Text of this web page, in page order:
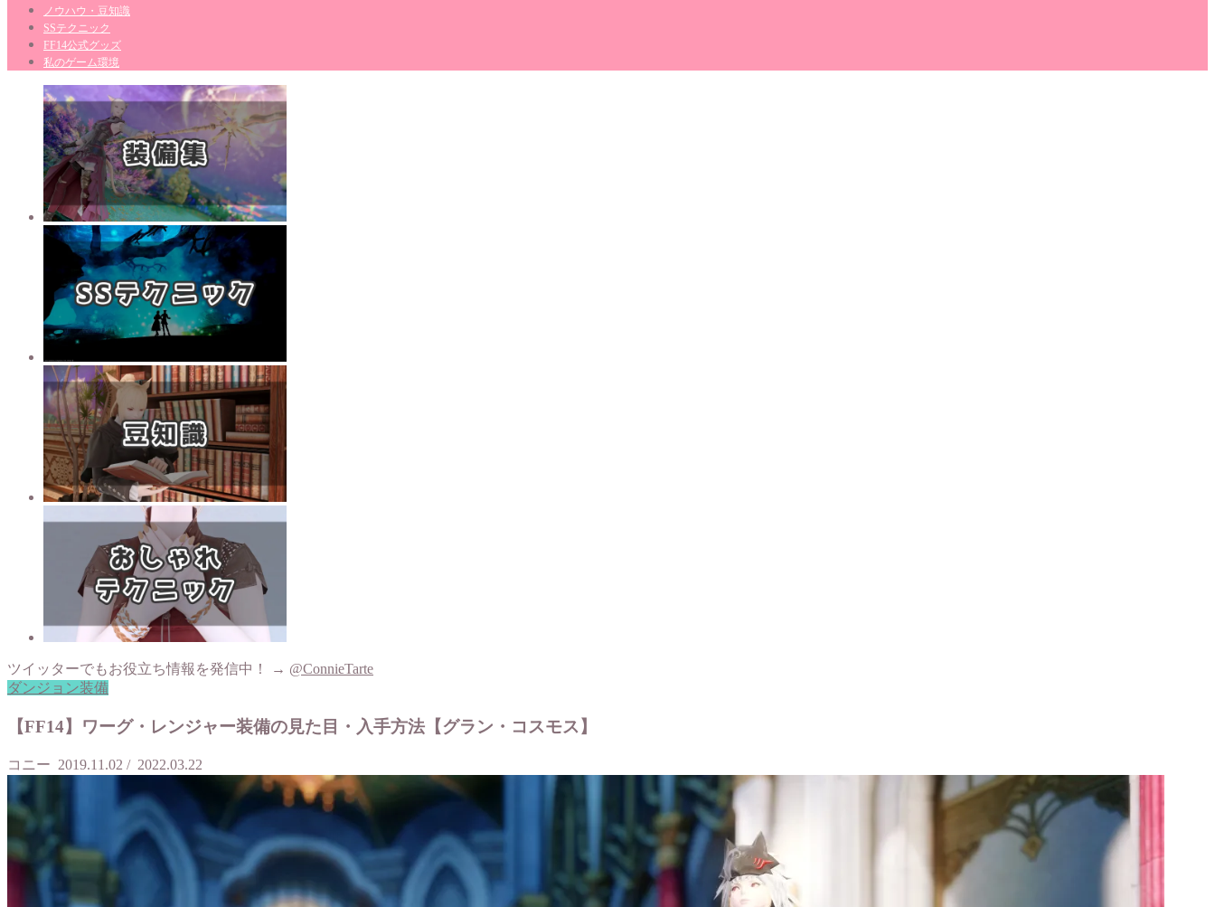
ノウハウ・豆知識
SSテクニック
FF14公式グッズ
私のゲーム環境
ツイッターでもお役立ち情報を発信中！ → @ConnieTarte
ダンジョン装備
【FF14】ワーグ・レンジャー装備の見た目・入手方法【グラン・コスモス】
コニー 2019.11.02 / 2022.03.22